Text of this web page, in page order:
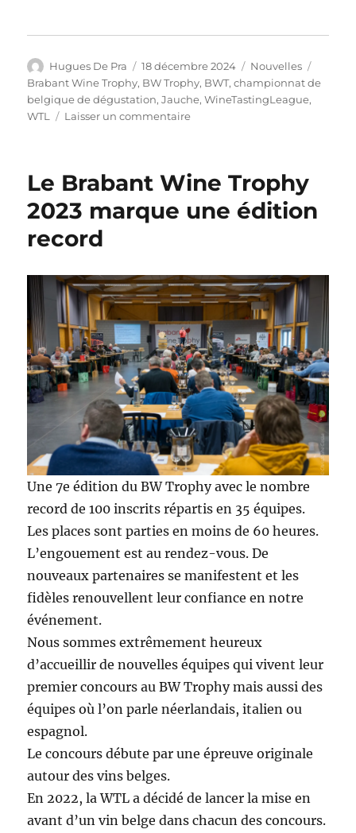
Auteur
Hugues De Pra
Publié
le
18 décembre 2024 Catégories
Nouvelles
Brabant Wine Trophy, BW Trophy, BWT,championnat de
belgique de dégustation,Jauche,WineTastingLeague,
WTL
Laisser un commentairesur
100
et
Le Brabant Wine Trophy
2023 marque une édition
record
Une 7e édition du BW Trophy avec le nombre
record de 100 inscrits répartis en 35 équipes.
Les places sont parties en moins de 60 heures.
L’engouement est au rendez-vous. De
nouveaux partenaires se manifestent et les
fidèles renouvellent leur confiance en notre
événement.
Nous sommes extrêmement heureux
d’accueillir de nouvelles équipes qui vivent leur
premier concours au BW Trophy mais aussi des
équipes où l’on parle néerlandais, italien ou
espagnol.
Le concours débute par une épreuve originale
autour des vins belges.
En 2022, la WTL a décidé de lancer la mise en
avant d’un vin belge dans chacun des concours.